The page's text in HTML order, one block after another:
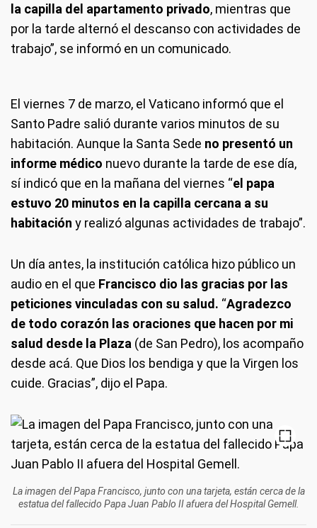
la capilla del apartamento privado, mientras que
por la tarde alternó el descanso con actividades de
trabajo”, se informó en un comunicado.
El viernes 7 de marzo, el Vaticano informó que el
Santo Padre salió durante varios minutos de su
habitación. Aunque la Santa Sede no presentó un
informe médico nuevo durante la tarde de ese día,
sí indicó que en la mañana del viernes “el papa
estuvo 20 minutos en la capilla cercana a su
habitación y realizó algunas actividades de trabajo”.
Un día antes, la institución católica hizo público un
audio en el que Francisco dio las gracias por las
peticiones vinculadas con su salud. “Agradezco
de todo corazón las oraciones que hacen por mi
salud desde la Plaza (de San Pedro), los acompaño
desde acá. Que Dios los bendiga y que la Virgen los
cuide. Gracias”, dijo el Papa.
La imagen del Papa Francisco, junto con una tarjeta, están cerca de la
estatua del fallecido Papa Juan Pablo II afuera del Hospital Gemell.